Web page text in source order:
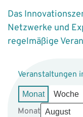
Das
Netzwerke und
regelmäßige
Veranstaltungen
Monat Woche
Monat